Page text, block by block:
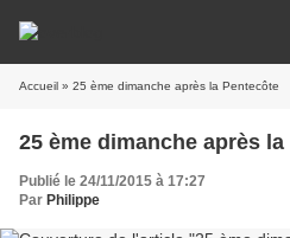
Accueil » 25 ème dimanche après la Pentecôte
25 ème dimanche après
Publié le 24/11/2015 à 17:27
Par Philippe